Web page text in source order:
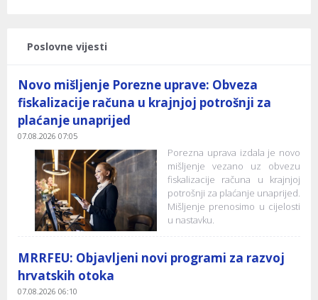
Poslovne vijesti
Novo mišljenje Porezne uprave: Obveza
fiskalizacije računa u krajnjoj potrošnji za
plaćanje unaprijed
07.08.2026 07:05
Porezna uprava izdala je novo
mišljenje vezano uz obvezu
fiskalizacije računa u krajnjoj
potrošnji za plaćanje unaprijed.
Mišljenje prenosimo u cijelosti
u nastavku.
MRRFEU: Objavljeni novi programi za razvoj
hrvatskih otoka
07.08.2026 06:10